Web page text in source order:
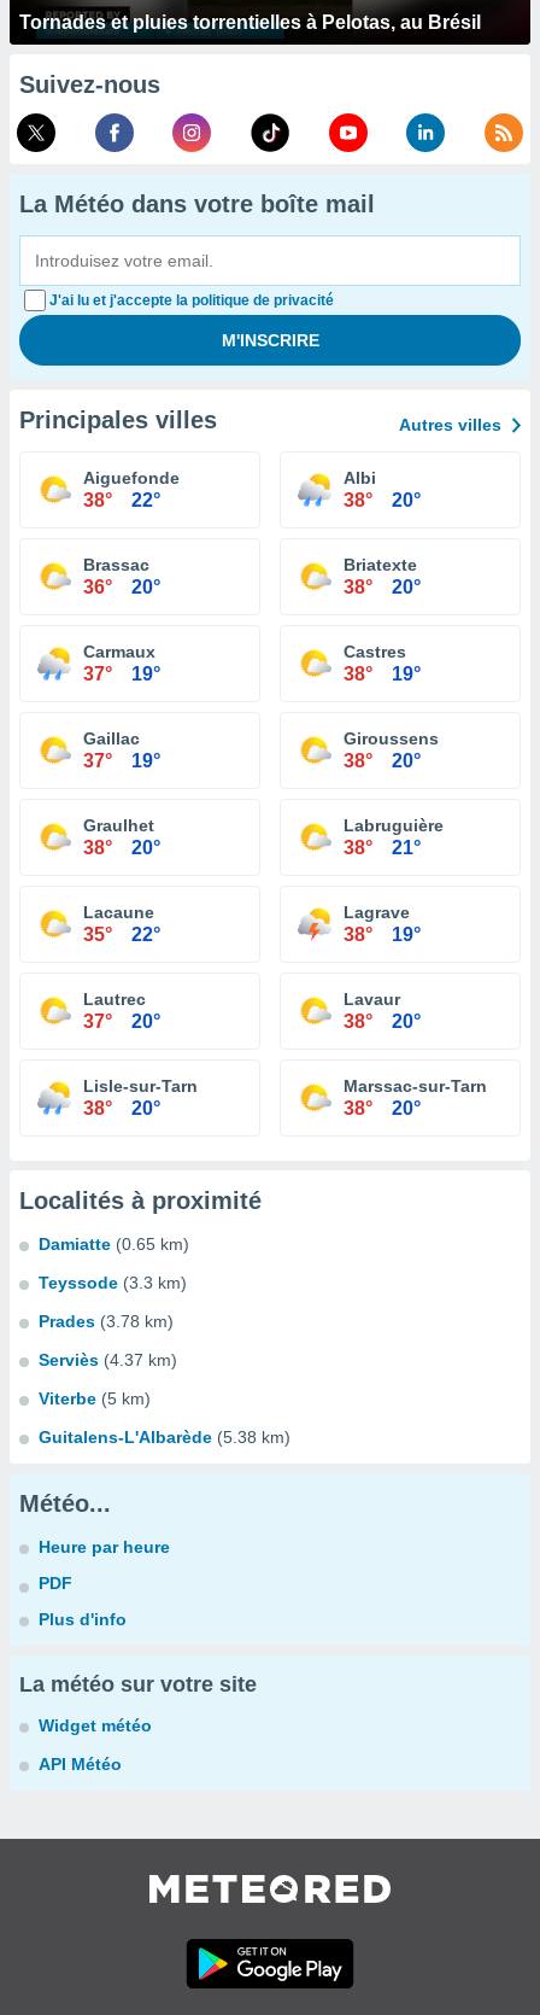
Tornades et pluies torrentielles à Pelotas, au Brésil
Suivez-nous
La Météo dans votre boîte mail
J'ai lu et j'accepte la politique de privacité
Principales villes Autres villes
Aiguefonde
38° 22°
Albi
38° 20°
Brassac
36° 20°
Briatexte
38° 20°
Carmaux
37° 19°
Castres
38° 19°
Gaillac
37° 19°
Giroussens
38° 20°
Graulhet
38° 20°
Labruguière
38° 21°
Lacaune
35° 22°
Lagrave
38° 19°
Lautrec
37° 20°
Lavaur
38° 20°
Lisle-sur-Tarn
38° 20°
Marssac-sur-Tarn
38° 20°
Localités à proximité
Damiatte (0.65 km)
Teyssode (3.3 km)
Prades (3.78 km)
Serviès (4.37 km)
Viterbe (5 km)
Guitalens-L'Albarède (5.38 km)
Météo...
Heure par heure
PDF
Plus d'info
La météo sur votre site
Widget météo
API Météo